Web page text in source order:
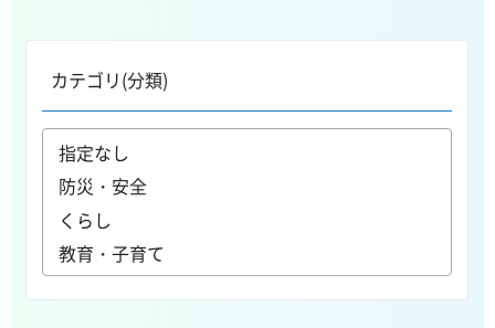
カテゴリ(分類)